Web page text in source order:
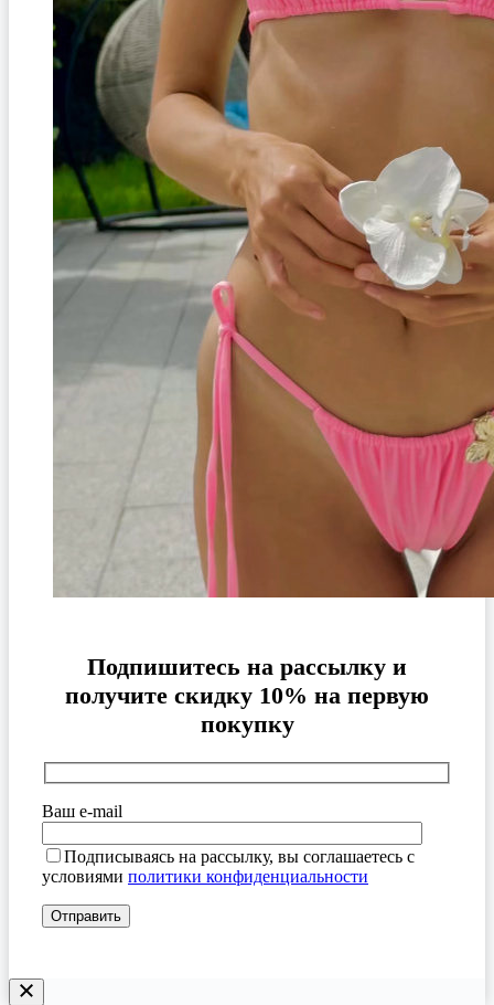
Подпишитесь на рассылку и
получите скидку 10% на первую
покупку
Ваш e-mail
Подписываясь на рассылку, вы соглашаетесь с
условиями политики конфиденциальности